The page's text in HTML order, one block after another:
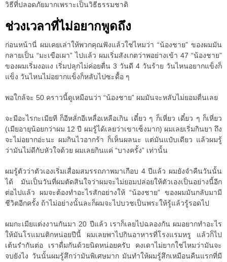
วิธีที่ปลอดภัยมากเพราะเป็นวิธีธรรมชาติ
ช่วงเวลาที่ไม่อยากพูดถึง
ก่อนหน้านี่ ผมเคยเล่าให้พวกคุณฟังแล้วใช่ไหมว่า “น้องชาย” ของผมมัน
กลายเป็น “มะเขือเผา” ไปแล้ว ผมเริ่มสังเกตว่าพอย่างเข้า 47 “น้องชาย”
ของผมเริ่มงอแง เริ่มปลุกไม่ค่อยตื่น 3 วันดี 4 วันร้าย วันไหนอยากแข็งก็
แข็ง วันไหนไม่อยากแข็งก็หลับไปซะดื้อ ๆ
พอใกล้จะ 50 คราวนี้ดูเหมือนว่า “น้องชาย” ผมมันจะหลับไม่ยอมตื่นเลย
จะมีอะไรกะเมียที ก็อีหลั่กอีเหลื่อเหลือเกิน เดี๋ยว ๆ ก็เหี่ยว เดี๋ยว ๆ ก็เหี่ยว
(เมียอายุน้อยกว่าผม 12 ปี ผมรู้ได้เลยว่าเขาเซ็งมาก) ผมเลยเริ่มกินยา ถึง
จะไม่อยากอ่ะนะ ผมกินไวอากร้า ก็เห็นผลนะ แต่มันแป๋บเดียว แล้วผมรู้
ว่ามันไม่ดีกับหัวใจด้วย ผมเลยกินแค่ “บางครั้ง” เท่านั้น
ผมรู้ตัวว่าตัวเองเริ่มเสื่อมสมรรถภาพมาเกือบ 4 ปีแล้ว ผมยังจำคืนวันนั้น
ได้ มันเป็นวันที่ผมตัดสินใจว่าผมจะไม่ยอมปล่อยให้ตัวเองเป็นอย่างนี้อีก
ต่อไปแล้ว ผมจะต้องทำอะไรสักอย่างให้ “น้องชาย” ของผมมันกลับมามี
ชีวิตอีกครั้ง ถ้าไม่อย่างนั้นละก็ผมจะไปบวชเป็นพระให้รู้แล้วรู้รอดไป
ผมกะเมียแต่งงานกันมา 20 ปีแล้ว เราก็เลยไปฉลองกัน ผมอยากทำอะไร
ให้มันโรแมนติกหน่อยปีนี้ ผมเลยพาไปกินอาหารที่โรงแรมหรู แล้วก็ไป
เต้นรำกันต่อ เราดื่มกันด้วยนิดหน่อยครับ คงเดาไม่ยากใช่ไหมว่ามันจะ
จบยังไง วันนั้นผมรู้สึกว่ามันพิเศษมาก มันทำให้ผมรู้สึกเหมือนคืนแรกที่มี